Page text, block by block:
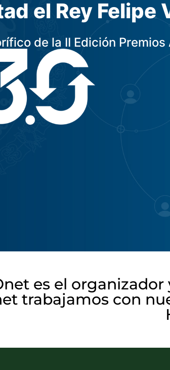
de la II Edición
es el
trabajamos con